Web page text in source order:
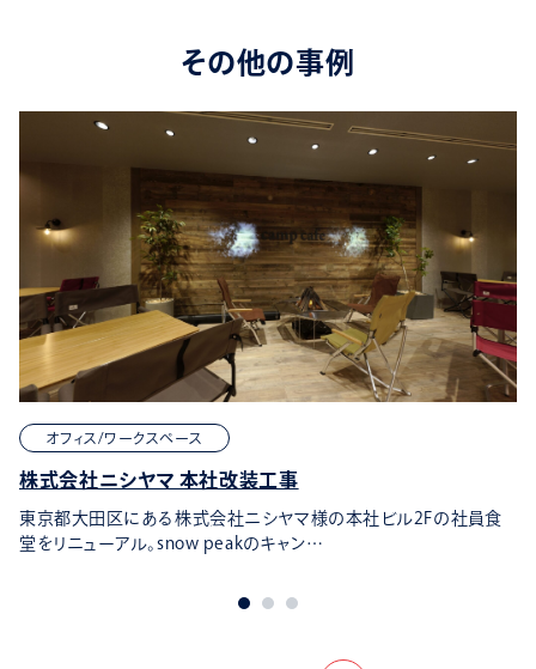
その他の事例
オフィス/ワークスペース
株式会社ニシヤマ 本社改装工事
東京都大田区にある株式会社ニシヤマ様の本社ビル2Fの社員食
堂をリニューアル。snow peakのキャン…